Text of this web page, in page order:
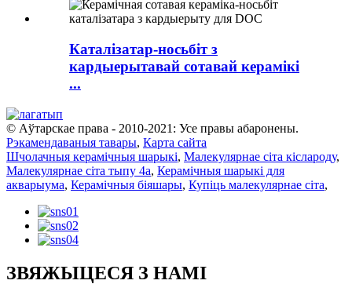
Каталізатар-носьбіт з
кардыерытавай сотавай керамікі
...
© Аўтарскае права - 2010-2021: Усе правы абаронены.
Рэкамендаваныя тавары, Карта сайта
Шчолачныя керамічныя шарыкі, Малекулярнае сіта кіслароду,
Малекулярнае сіта тыпу 4a, Керамічныя шарыкі для
акварыума, Керамічныя біяшары, Купіць малекулярнае сіта,
ЗВЯЖЫЦЕСЯ З НАМІ